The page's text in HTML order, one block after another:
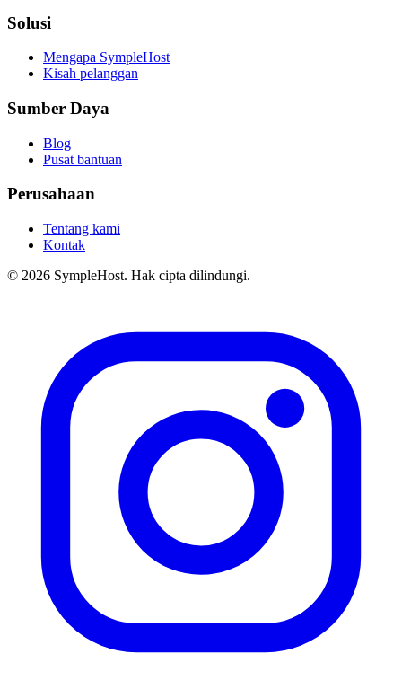
Solusi
Mengapa SympleHost
Kisah pelanggan
Sumber Daya
Blog
Pusat bantuan
Perusahaan
Tentang kami
Kontak
© 2026 SympleHost. Hak cipta dilindungi.